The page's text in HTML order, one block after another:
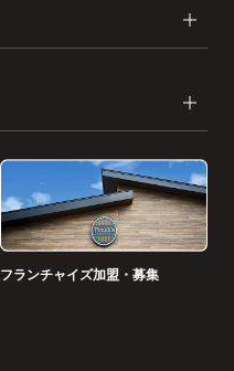
フランチャイズ加盟・募集